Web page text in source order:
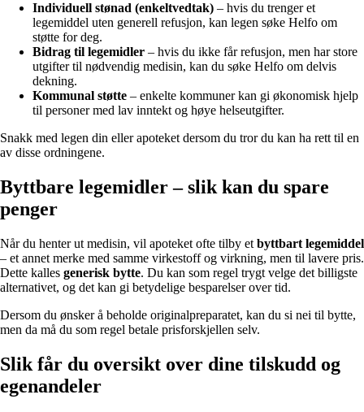
Individuell stønad (enkeltvedtak) – hvis du trenger et
legemiddel uten generell refusjon, kan legen søke Helfo om
støtte for deg.
Bidrag til legemidler – hvis du ikke får refusjon, men har store
utgifter til nødvendig medisin, kan du søke Helfo om delvis
dekning.
Kommunal støtte – enkelte kommuner kan gi økonomisk hjelp
til personer med lav inntekt og høye helseutgifter.
Snakk med legen din eller apoteket dersom du tror du kan ha rett til en
av disse ordningene.
Byttbare legemidler – slik kan du spare
penger
Når du henter ut medisin, vil apoteket ofte tilby et byttbart legemiddel
– et annet merke med samme virkestoff og virkning, men til lavere pris.
Dette kalles generisk bytte. Du kan som regel trygt velge det billigste
alternativet, og det kan gi betydelige besparelser over tid.
Dersom du ønsker å beholde originalpreparatet, kan du si nei til bytte,
men da må du som regel betale prisforskjellen selv.
Slik får du oversikt over dine tilskudd og
egenandeler